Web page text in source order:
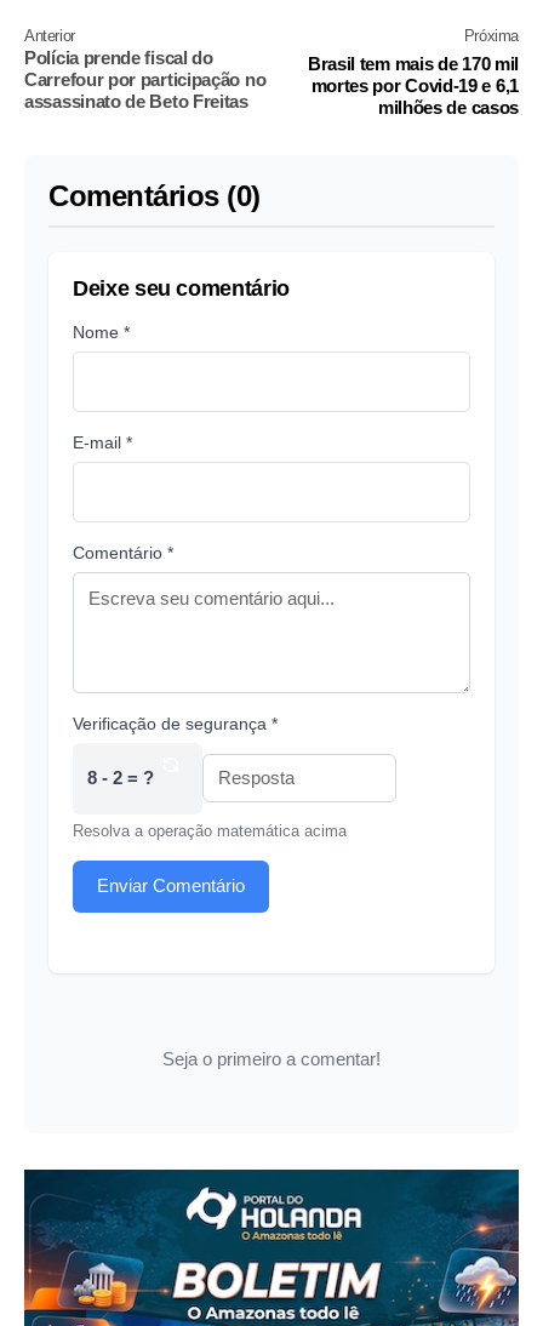
Anterior
Polícia prende fiscal do
Carrefour por participação no
assassinato de Beto Freitas
Próxima
Brasil tem mais de 170 mil
mortes por Covid-19 e 6,1
milhões de casos
Comentários (0)
Deixe seu comentário
Nome *
E-mail *
Comentário *
Verificação de segurança *
8 - 2 = ?
Resolva a operação matemática acima
Enviar Comentário
Seja o primeiro a comentar!